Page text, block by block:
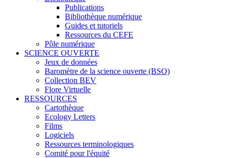
Publications
Bibliothèque numérique
Guides et tutoriels
Ressources du CEFE
Pôle numérique
SCIENCE OUVERTE
Jeux de données
Baromètre de la science ouverte (BSO)
Collection BEV
Flore Virtuelle
RESSOURCES
Cartothèque
Ecology Letters
Films
Logiciels
Ressources terminologiques
Comité pour l'équité